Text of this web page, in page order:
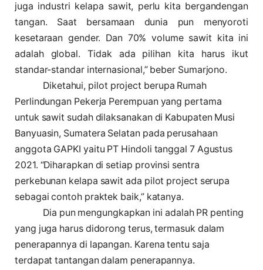
juga industri kelapa sawit, perlu kita bergandengan
tangan. Saat bersamaan dunia pun menyoroti
kesetaraan gender. Dan 70% volume sawit kita ini
adalah global. Tidak ada pilihan kita harus ikut
standar-standar internasional,” beber Sumarjono.
Diketahui, pilot project berupa Rumah
Perlindungan Pekerja Perempuan yang pertama
untuk sawit sudah dilaksanakan di Kabupaten Musi
Banyuasin, Sumatera Selatan pada perusahaan
anggota GAPKI yaitu PT Hindoli tanggal 7 Agustus
2021. “Diharapkan di setiap provinsi sentra
perkebunan kelapa sawit ada pilot project serupa
sebagai contoh praktek baik,” katanya.
Dia pun mengungkapkan ini adalah PR penting
yang juga harus didorong terus, termasuk dalam
penerapannya di lapangan. Karena tentu saja
terdapat tantangan dalam penerapannya.